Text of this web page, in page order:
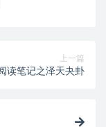
上一篇
读笔记之泽天夬卦